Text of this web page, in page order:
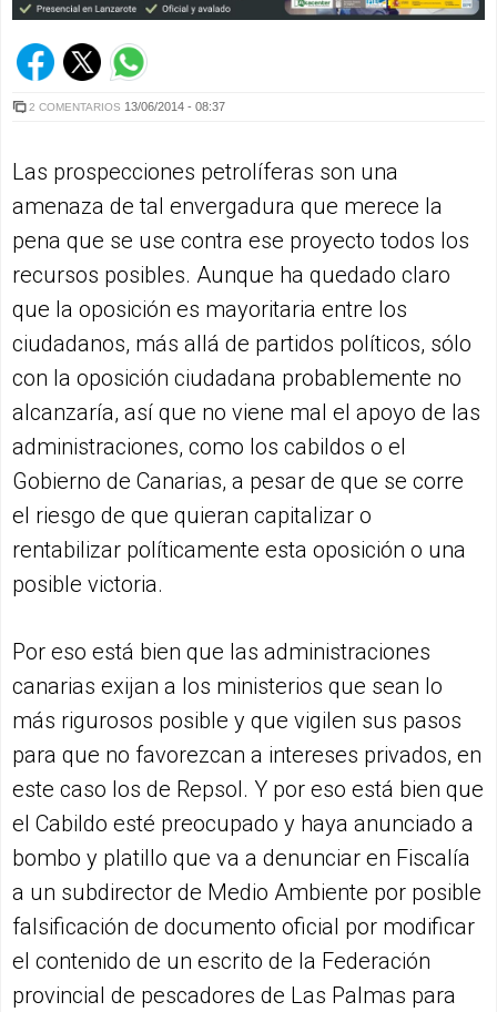
2 COMENTARIOS 13/06/2014 - 08:37
Las prospecciones petrolíferas son una
amenaza de tal envergadura que merece la
pena que se use contra ese proyecto todos los
recursos posibles. Aunque ha quedado claro
que la oposición es mayoritaria entre los
ciudadanos, más allá de partidos políticos, sólo
con la oposición ciudadana probablemente no
alcanzaría, así que no viene mal el apoyo de las
administraciones, como los cabildos o el
Gobierno de Canarias, a pesar de que se corre
el riesgo de que quieran capitalizar o
rentabilizar políticamente esta oposición o una
posible victoria.
Por eso está bien que las administraciones
canarias exijan a los ministerios que sean lo
más rigurosos posible y que vigilen sus pasos
para que no favorezcan a intereses privados, en
este caso los de Repsol. Y por eso está bien que
el Cabildo esté preocupado y haya anunciado a
bombo y platillo que va a denunciar en Fiscalía
a un subdirector de Medio Ambiente por posible
falsificación de documento oficial por modificar
el contenido de un escrito de la Federación
provincial de pescadores de Las Palmas para